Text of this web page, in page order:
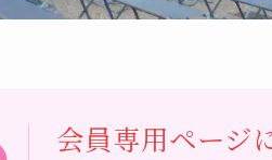
会員専用ページ